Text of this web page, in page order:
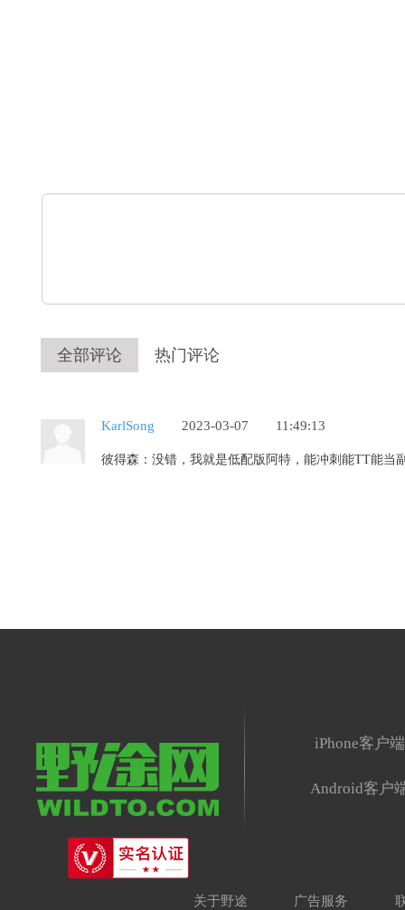
全部评论 热门评论
KarlSong 2023-03-07 11:49:13
彼得森：没错，我就是低配版阿特，能冲刺能TT能当
iPhone客户端
Android客户
关于野途 广告服务